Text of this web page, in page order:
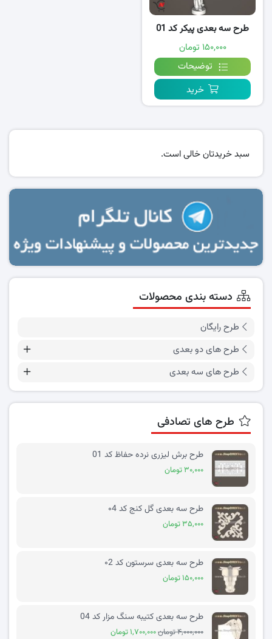
طرح سه بعدی پیکر کد 01
۱۵۰,۰۰۰ تومان
توضیحات
خرید
سبد خریدتان خالی است.
دسته بندی محصولات
طرح رایگان
طرح های دو بعدی
طرح های سه بعدی
طرح های تصادفی
طرح برش لیزری نرده حفاظ کد 01
۳۰,۰۰۰ تومان
طرح سه بعدی گل کنج کد ۰4
۳۵,۰۰۰ تومان
طرح سه بعدی سرستون کد ۰2
۱۵۰,۰۰۰ تومان
طرح سه بعدی کتیبه سنگ مزار کد 04
۴,۰۰۰,۰۰۰ تومان ۱,۷۰۰,۰۰۰ تومان